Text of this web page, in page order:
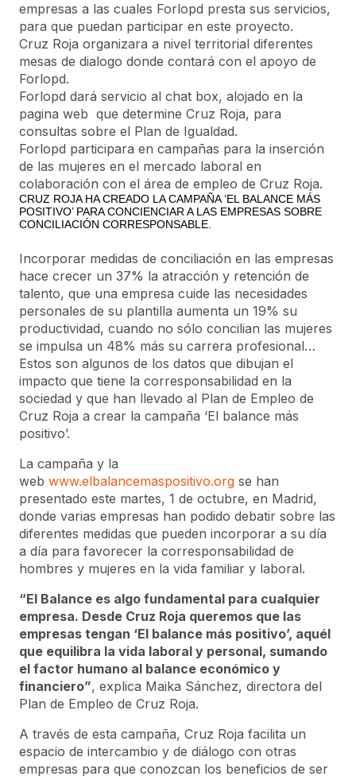
empresas a las cuales Forlopd presta sus servicios,
para que puedan participar en este proyecto.
Cruz Roja organizara a nivel territorial diferentes
mesas de dialogo donde contará con el apoyo de
Forlopd.
Forlopd dará servicio al chat box, alojado en la
pagina web que determine Cruz Roja, para
consultas sobre el Plan de Igualdad.
Forlopd participara en campañas para la inserción
de las mujeres en el mercado laboral en
colaboración con el área de empleo de Cruz Roja.
CRUZ ROJA HA CREADO LA CAMPAÑA ‘EL BALANCE MÁS
POSITIVO’ PARA CONCIENCIAR A LAS EMPRESAS SOBRE
CONCILIACIÓN CORRESPONSABLE.
Incorporar medidas de conciliación en las empresas
hace crecer un 37% la atracción y retención de
talento, que una empresa cuide las necesidades
personales de su plantilla aumenta un 19% su
productividad, cuando no sólo concilian las mujeres
se impulsa un 48% más su carrera profesional…
Estos son algunos de los datos que dibujan el
impacto que tiene la corresponsabilidad en la
sociedad y que han llevado al Plan de Empleo de
Cruz Roja a crear la campaña ‘El balance más
positivo’.
La campaña y la
web www.elbalancemaspositivo.org se han
presentado este martes, 1 de octubre, en Madrid,
donde varias empresas han podido debatir sobre las
diferentes medidas que pueden incorporar a su día
a día para favorecer la corresponsabilidad de
hombres y mujeres en la vida familiar y laboral.
“El Balance es algo fundamental para cualquier
empresa. Desde Cruz Roja queremos que las
empresas tengan ‘El balance más positivo’, aquél
que equilibra la vida laboral y personal, sumando
el factor humano al balance económico y
financiero”, explica Maika Sánchez, directora del
Plan de Empleo de Cruz Roja.
A través de esta campaña, Cruz Roja facilita un
espacio de intercambio y de diálogo con otras
empresas para que conozcan los beneficios de ser